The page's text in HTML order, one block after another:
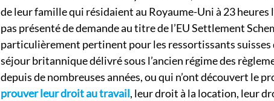
de leur famille qui résidaient au Royaume-Uni à 23 heures
pas présenté de demande au titre de l’EU Settlement
particulièrement pertinent pour les ressortissants
séjour britannique délivré sous l’ancien régime des
depuis de nombreuses années, ou qui n’ont découvert le
prouver leur droit au travail, leur droit à la location, leur